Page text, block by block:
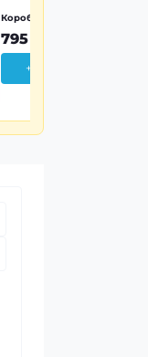
Коробочка дерево Wood
795 грн
+ Добавить